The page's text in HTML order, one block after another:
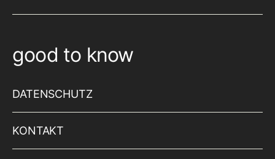
good to know
DATENSCHUTZ
KONTAKT